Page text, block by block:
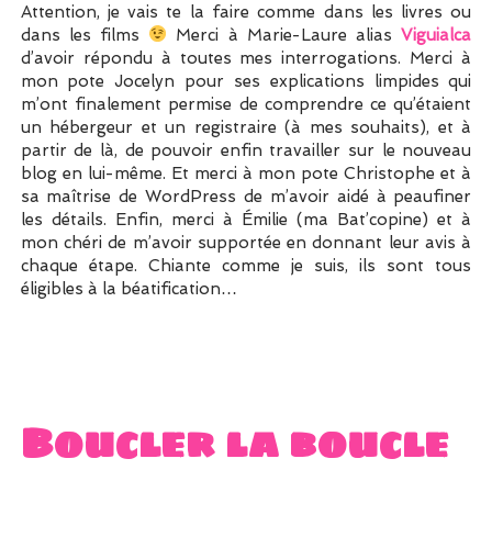
Attention, je vais te la faire comme dans les livres ou
dans les films
Merci à Marie-Laure aliasViguialca
d’avoir répondu à toutes mes interrogations. Merci à
mon pote Jocelyn pour ses explications limpides qui
m’ont finalement permise de comprendre ce qu’étaient
un hébergeur et un registraire (à mes souhaits), et à
partir de là, de pouvoir enfin travailler sur le nouveau
blog en lui-même. Et merci à mon pote Christophe et à
sa maîtrise de WordPress de m’avoir aidé à peaufiner
les détails. Enfin, merci à Émilie (ma Bat’copine) et à
mon chéri de m’avoir supportée en donnant leur avis à
chaque étape. Chiante comme je suis, ils sont tous
éligibles à la béatification…
Boucler la boucle